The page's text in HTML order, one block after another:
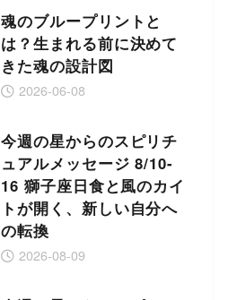
魂のブループリントと
は？生まれる前に決めて
きた魂の設計図
2026-06-08
今週の星からのスピリチ
ュアルメッセージ 8/10-
16 獅子座日食と風のカイ
トが開く、新しい自分へ
の転換
2026-08-09